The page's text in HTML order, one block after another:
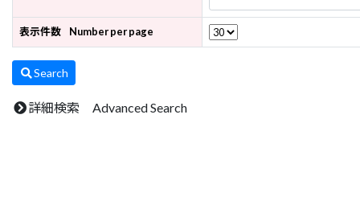
表示件数 Number per page
Search
詳細検索 Advanced Search